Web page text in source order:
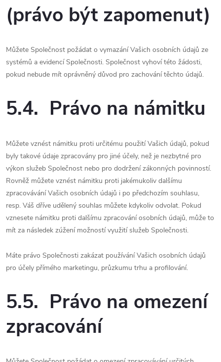
(právo být zapomenut)
Můžete Společnost požádat o vymazání Vašich osobních údajů ze
systémů a evidencí Společnosti. Společnost vyhoví této žádosti,
pokud nebude mít oprávněný důvod pro zachování těchto údajů.
5.4. Právo na námitku
Můžete vznést námitku proti určitému použití Vašich údajů, pokud
byly takové údaje zpracovány pro jiné účely, než je nezbytné pro
výkon služeb Společnost nebo pro dodržení zákonných povinností.
Rovněž můžete vznést námitku proti jakémukoliv dalšímu
zpracovávání Vašich osobních údajů i po předchozím souhlasu,
resp. Váš dříve udělený souhlas můžete kdykoliv odvolat. Pokud
vznesete námitku proti dalšímu zpracování osobních údajů, může to
mít za následek zúžení možností využití služeb Společnosti.
Máte právo Společnosti zakázat používání Vašich osobních údajů
pro účely přímého marketingu, průzkumu trhu a profilování.
5.5. Právo na omezení
zpracování